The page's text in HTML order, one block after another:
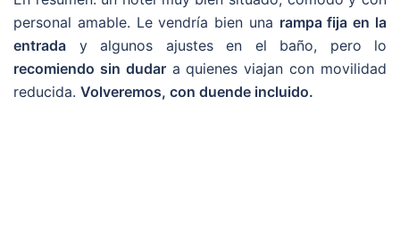
personal amable. Le vendría bien una rampa fija en la
entrada y algunos ajustes en el baño, pero lo
recomiendo sin dudara quienes viajan con movilidad
reducida. Volveremos, con duende incluido.